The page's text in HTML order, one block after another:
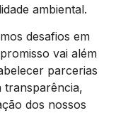
ambiental.
desafios em
vai além
parcerias
transparência,
dos nossos